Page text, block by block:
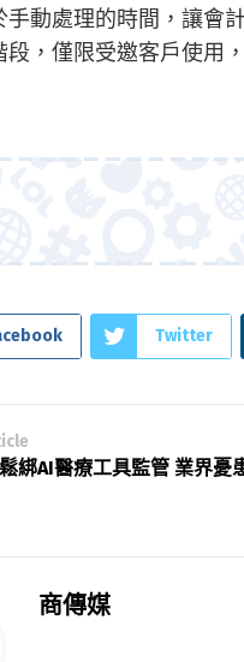
動處理的時間，讓會
段，僅限受邀客戶使用
Twitter
綁AI醫療工具監管 業界憂
商傳媒